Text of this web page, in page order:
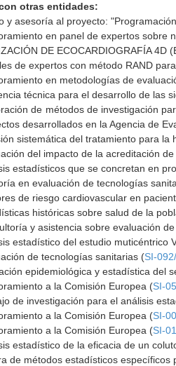
otras entidades:
y asesoría al proyecto:
en panel de expertos sobre
DE ECOCARDIOGRAFÍA 4D
de expertos con método RAND
en metodologías de
técnica para el desarrollo de las
de métodos de investigación
desarrollados en la Agencia de
sistemática del tratamiento para la
del impacto de la acreditación
estadísticos que se concretan en
en evaluación de tecnologías
de riesgo cardiovascular en
históricas sobre salud de la
y asistencia sobre evaluación
estadístico del estudio muticéntrico
de tecnologías sanitarias (SI-
epidemiológica y estadística del
a la Comisión Europea (SI-
de investigación para el análisis
a la Comisión Europea (SI-
a la Comisión Europea (SI-
estadístico de la eficacia de un
de métodos estadísticos